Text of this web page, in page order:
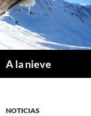
Saltar
al
contenido
A la nieve
NOTICIAS